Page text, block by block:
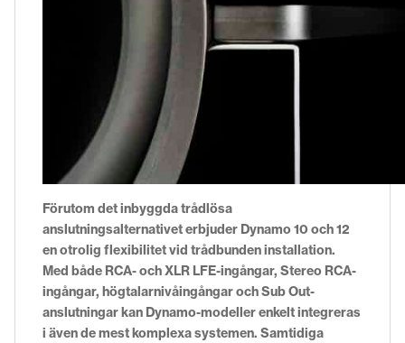
Förutom det inbyggda trådlösa
anslutningsalternativet erbjuder Dynamo 10 och 12
en otrolig flexibilitet vid trådbunden installation.
Med både RCA- och XLR LFE-ingångar, Stereo RCA-
ingångar, högtalarnivåingångar och Sub Out-
anslutningar kan Dynamo-modeller enkelt integreras
i även de mest komplexa systemen. Samtidiga